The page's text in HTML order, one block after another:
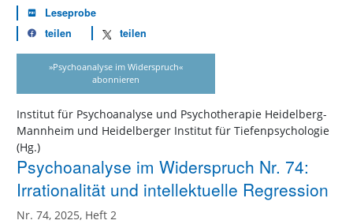
Leseprobe
teilen
teilen
»Psychoanalyse im Widerspruch«
abonnieren
Institut für Psychoanalyse und Psychotherapie Heidelberg-
Mannheim und Heidelberger Institut für Tiefenpsychologie
(Hg.)
Psychoanalyse im Widerspruch Nr. 74:
Irrationalität und intellektuelle Regression
Nr. 74, 2025, Heft 2